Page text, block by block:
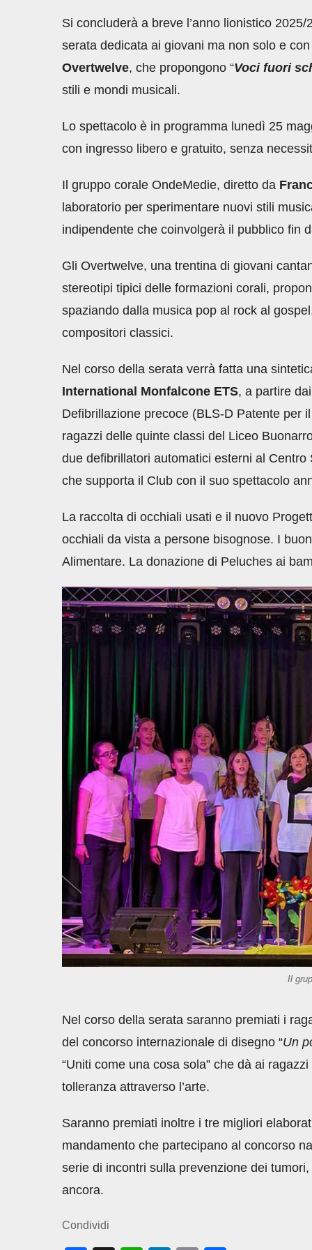
Si concluderà a breve l’anno lionistico
serata dedicata ai giovani ma non solo e
Overtwelve, che propongono “Voci fuori
stili e mondi musicali.
Lo spettacolo è in programma lunedì 25
con ingresso libero e gratuito, senza
Il gruppo corale OndeMedie, diretto da
laboratorio per sperimentare nuovi stili
indipendente che coinvolgerà il pubblico fin
Gli Overtwelve, una trentina di giovani
stereotipi tipici delle formazioni corali,
spaziando dalla musica pop al rock al
compositori classici.
Nel corso della serata verrà fatta una
International Monfalcone ETS, a partire
Defibrillazione precoce (BLS-D Patente per
ragazzi delle quinte classi del Liceo
due defibrillatori automatici esterni al
che supporta il Club con il suo spettacolo
La raccolta di occhiali usati e il nuovo
occhiali da vista a persone bisognose. I
Alimentare. La donazione di Peluches ai
Il
Nel corso della serata saranno premiati i
del concorso internazionale di disegno “Un
“Uniti come una cosa sola” che dà ai
tolleranza attraverso l’arte.
Saranno premiati inoltre i tre migliori
mandamento che partecipano al concorso
serie di incontri sulla prevenzione dei
ancora.
Condividi